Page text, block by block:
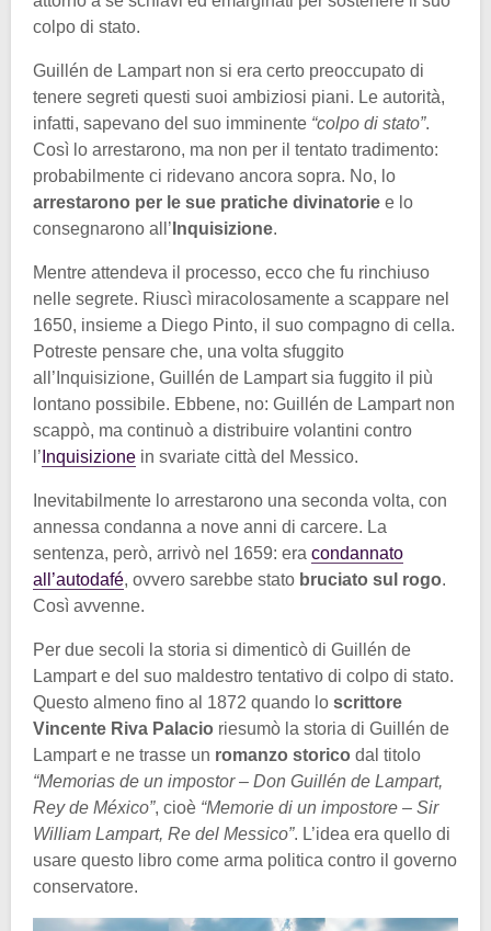
colpo di stato.
Guillén de Lampart non si era certo preoccupato di
tenere segreti questi suoi ambiziosi piani. Le autorità,
infatti, sapevano del suo imminente “colpo di stato”.
Così lo arrestarono, ma non per il tentato tradimento:
probabilmente ci ridevano ancora sopra. No, lo
arrestarono per le sue pratiche divinatorie e lo
consegnarono all’ Inquisizione.
Mentre attendeva il processo, ecco che fu rinchiuso
nelle segrete. Riuscì miracolosamente a scappare nel
1650, insieme a Diego Pinto, il suo compagno di cella.
Potreste pensare che, una volta sfuggito
all’Inquisizione, Guillén de Lampart sia fuggito il più
lontano possibile. Ebbene, no: Guillén de Lampart non
scappò, ma continuò a distribuire volantini contro
l’ Inquisizione in svariate città del Messico.
Inevitabilmente lo arrestarono una seconda volta, con
annessa condanna a nove anni di carcere. La
sentenza, però, arrivò nel 1659: era condannato
all’autodafé, ovvero sarebbe stato bruciato sul rogo.
Così avvenne.
Per due secoli la storia si dimenticò di Guillén de
Lampart e del suo maldestro tentativo di colpo di stato.
Questo almeno fino al 1872 quando lo scrittore
Vincente Riva Palacio riesumò la storia di Guillén de
Lampart e ne trasse un romanzo storico dal titolo
“Memorias de un impostor – Don Guillén de Lampart,
Rey de México”, cioè “Memorie di un impostore – Sir
William Lampart, Re del Messico”. L’idea era quello di
usare questo libro come arma politica contro il governo
conservatore.